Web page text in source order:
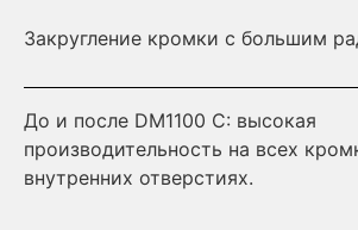
Закругление кромки с большим
До и после DM1100 C: высокая
производительность на всех
внутренних отверстиях.